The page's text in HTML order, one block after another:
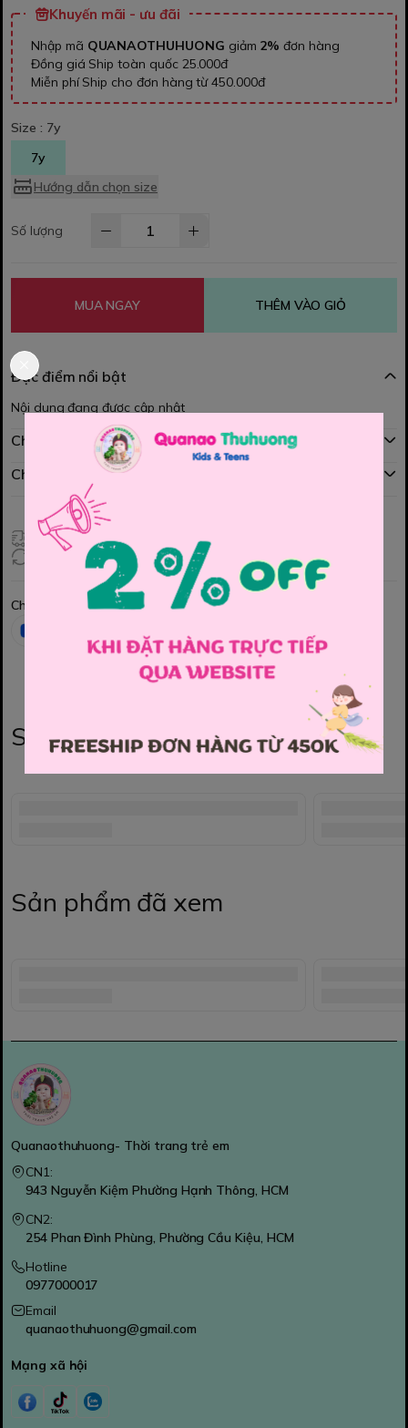
Khuyến mãi - ưu đãi
Nhập mã QUANAOTHUHUONG giảm 2% đơn hàng
Đồng giá Ship toàn quốc 25.000đ
Miễn phí Ship cho đơn hàng từ 450.000đ
Size : 7y
7y
Hướng dẫn chọn size
Số lượng
MUA NGAY THÊM VÀO GIỎ
Đặc điểm nổi bật
Nội dung đang được cập nhật
Chính sách mua hàng
Chính sách đổi hàng
Giao hàng toàn quốc
Đổi hàng 3 ngày (HCM), 7 ngày (Tỉnh)
Chia sẻ
Sản phẩm liên quan
Sản phẩm đã xem
Quanaothuhuong- Thời trang trẻ em
CN1:
943 Nguyễn Kiệm Phường Hạnh Thông, HCM
CN2:
254 Phan Đình Phùng, Phường Cầu Kiệu, HCM
Hotline
0977000017
Email
quanaothuhuong@gmail.com
Mạng xã hội